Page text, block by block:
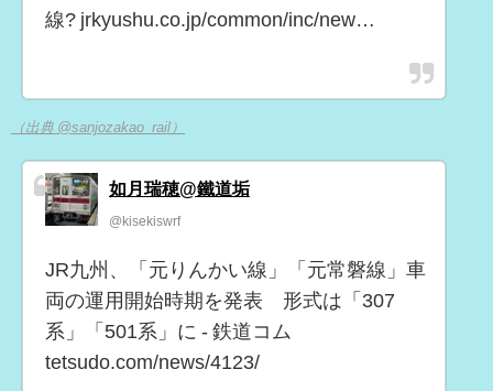
線? jrkyushu.co.jp/common/inc/new…
（出典 @sanjozakao_rail）
如月瑞穂@鐵道垢
@kisekiswrf
JR九州、「元りんかい線」「元常磐線」車
両の運用開始時期を発表 形式は「307
系」「501系」に - 鉄道コム
tetsudo.com/news/4123/